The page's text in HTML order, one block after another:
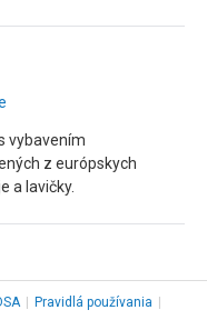
vybavením
z európskych
a lavičky.
Pravidlá používania